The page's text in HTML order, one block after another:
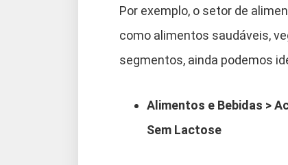
Por exemplo, o setor de
como alimentos saudáveis,
segmentos, ainda podemos
Alimentos e Bebidas >
Sem Lactose